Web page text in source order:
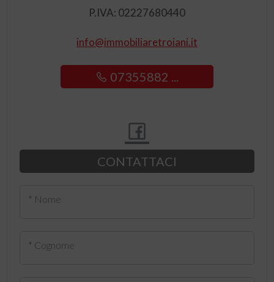
P.IVA: 02227680440
info@immobiliaretroiani.it
07355882 ...
CONTATTACI
* Nome
* Cognome